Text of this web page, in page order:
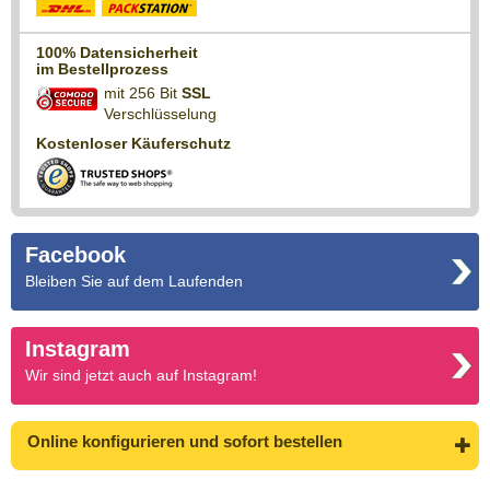
100% Datensicherheit
im Bestellprozess
mit 256 Bit SSL
Verschlüsselung
Kostenloser Käuferschutz
Facebook
Bleiben Sie auf dem Laufenden
Instagram
Wir sind jetzt auch auf Instagram!
Online konfigurieren und sofort bestellen